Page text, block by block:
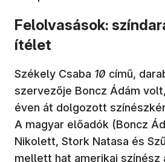
Felolvasások:
ítélet
Székely Csaba 10 című,
szervezője Boncz Ádám
éven át dolgozott
A magyar előadók (Boncz
Nikolett, Stork Natasa és
mellett hat amerikai színész